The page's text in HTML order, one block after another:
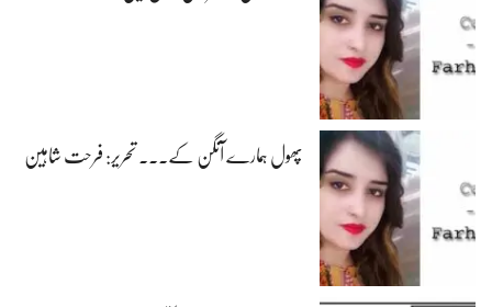
پھول ہمارے آنگن کے۔۔۔ تحریر: فرحت شاہین